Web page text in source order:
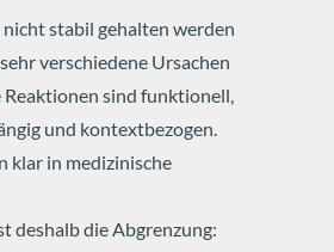
stabil gehalten werden
verschiedene Ursachen
Reaktionen sind funktionell,
und kontextbezogen.
klar in medizinische
deshalb die Abgrenzung: